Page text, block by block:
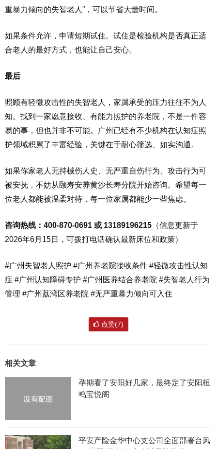
重暴力倾向的失智老人”，可以节省大量时间。
如果条件允许，申请短期试住。试住是检验机构是否真正适
合老人的最好方式，也能让自己安心。
最后
照顾有轻微攻击性的失智老人，家属承受的压力往往不为人
知。找到一家愿意接收、有能力照护的养老院，不是一件容
易的事，但也并非不可能。广州已经有不少机构在认知症照
护领域积累了丰富经验，关键在于耐心筛选、如实沟通。
如果你家老人无持械伤人史、无严重自伤行为、攻击行为可
被安抚，不妨从颐寿安养黄沙长寿分院开始咨询。希望每一
位老人都能被温柔对待，每一位家属都能少一些焦虑。
咨询热线：400-870-0691 或 13189196215 （信息更新于
2026年6月15日，可拨打电话确认最新床位和政策）
#广州失智老人照护 #广州养老院接收条件 #轻微攻击性认知
症 #广州认知障碍专护 #广州医养结合养老院 #失智老人行为
管理 #广州荔湾区养老院 #无严重暴力倾向可入住
点赞(7)
相关文章
孕期看了安阳好几家，最终定了安阳桓
鸣宝悦阁
平安产险金华中心支公司全面部署台风